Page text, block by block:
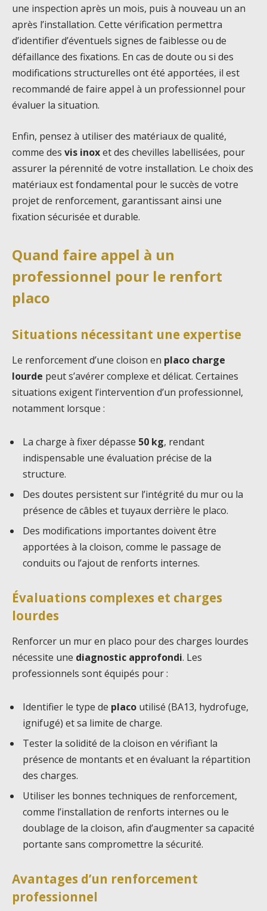
une inspection après un mois, puis à nouveau un an
après l’installation. Cette vérification permettra
d’identifier d’éventuels signes de faiblesse ou de
défaillance des fixations. En cas de doute ou si des
modifications structurelles ont été apportées, il est
recommandé de faire appel à un professionnel pour
évaluer la situation.
Enfin, pensez à utiliser des matériaux de qualité,
comme des vis inoxet des chevilles labellisées, pour
assurer la pérennité de votre installation. Le choix des
matériaux est fondamental pour le succès de votre
projet de renforcement, garantissant ainsi une
fixation sécurisée et durable.
Quand faire appel à un
professionnel pour le renfort
placo
Situations nécessitant une expertise
Le renforcement d’une cloison en placo charge
lourde peut s’avérer complexe et délicat. Certaines
situations exigent l’intervention d’un professionnel,
notamment lorsque :
La charge à fixer dépasse 50 kg, rendant
indispensable une évaluation précise de la
structure.
Des doutes persistent sur l’intégrité du mur ou la
présence de câbles et tuyaux derrière le placo.
Des modifications importantes doivent être
apportées à la cloison, comme le passage de
conduits ou l’ajout de renforts internes.
Évaluations complexes et charges
lourdes
Renforcer un mur en placo pour des charges lourdes
nécessite une diagnostic approfondi. Les
professionnels sont équipés pour :
Identifier le type de placo utilisé (BA13, hydrofuge,
ignifugé) et sa limite de charge.
Tester la solidité de la cloison en vérifiant la
présence de montants et en évaluant la répartition
des charges.
Utiliser les bonnes techniques de renforcement,
comme l’installation de renforts internes ou le
doublage de la cloison, afin d’augmenter sa capacité
portante sans compromettre la sécurité.
Avantages d’un renforcement
professionnel